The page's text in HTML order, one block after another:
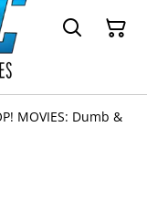
MOVIES: Dumb &